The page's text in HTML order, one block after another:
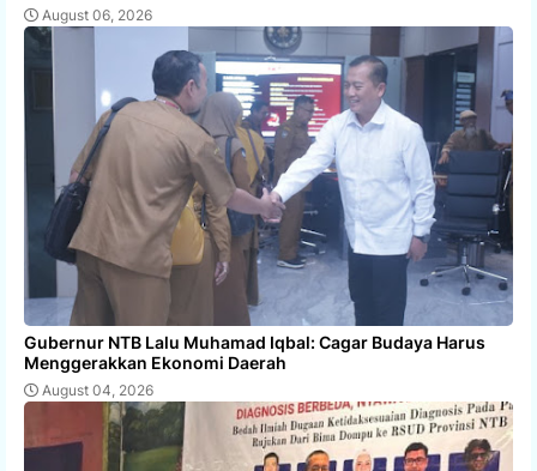
August 06, 2026
Gubernur NTB Lalu Muhamad Iqbal: Cagar Budaya Harus
Menggerakkan Ekonomi Daerah
August 04, 2026